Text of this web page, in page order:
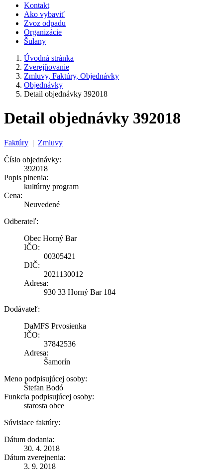
Kontakt
Ako vybaviť
Zvoz odpadu
Organizácie
Šulany
Úvodná stránka
Zverejňovanie
Zmluvy, Faktúry, Objednávky
Objednávky
Detail objednávky 392018
Detail objednávky 392018
Faktúry | Zmluvy
Číslo objednávky:
392018
Popis plnenia:
kultúrny program
Cena:
Neuvedené
Odberateľ:
Obec Horný Bar
IČO:
00305421
DIČ:
2021130012
Adresa:
930 33 Horný Bar 184
Dodávateľ:
DaMFS Prvosienka
IČO:
37842536
Adresa:
Šamorín
Meno podpisujúcej osoby:
Štefan Bodó
Funkcia podpisujúcej osoby:
starosta obce
Súvisiace faktúry:
Dátum dodania:
30. 4. 2018
Dátum zverejnenia:
3. 9. 2018